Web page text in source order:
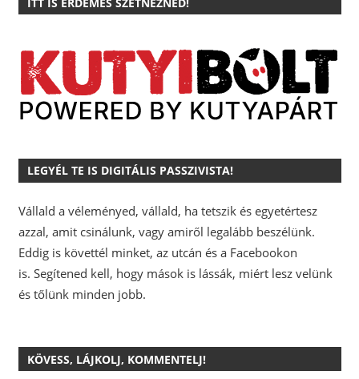
LEGYÉL TE IS DIGITÁLIS PASSZIVISTA!
Vállald a véleményed, vállald, ha tetszik és egyetértesz
azzal, amit csinálunk, vagy amiről legalább beszélünk.
Eddig is követtél minket, az utcán és a Facebookon
is. Segítened kell, hogy mások is lássák, miért lesz velünk
és tőlünk minden jobb.
KÖVESS, LÁJKOLJ, KOMMENTELJ!